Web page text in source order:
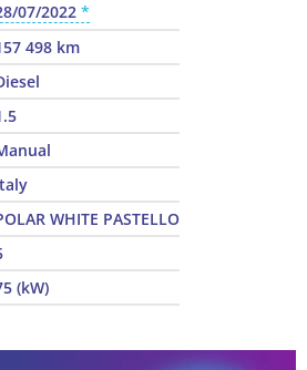
07/2022
498 km
WHITE PASTELLO
(kW)